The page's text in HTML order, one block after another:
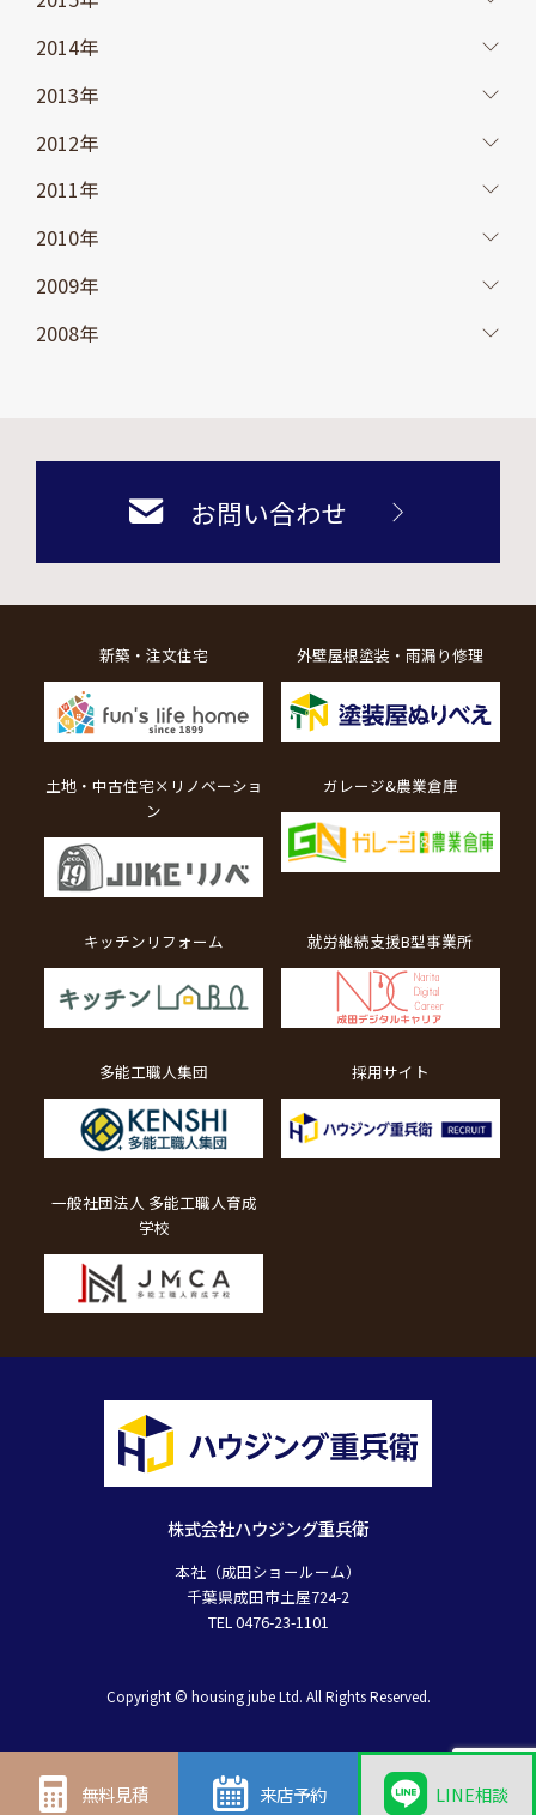
2014年
2013年
2012年
2011年
2010年
2009年
2008年
お問い合わせ
株式会社ハウジング重兵衛
本社（成田ショールーム）
千葉県成田市土屋724-2
TEL 0476-23-1101
新築・注文住宅 外壁屋根塗装・雨漏り修理
土地・中古住宅×リノベーショ
ン
ガレージ&農業倉庫
キッチンリフォーム 就労継続支援B型事業所
多能工職人集団 採用サイト
一般社団法人 多能工職人育成
学校
Copyright © housing jube Ltd. All Rights Reserved.
無料見積 来店予約 LINE相談